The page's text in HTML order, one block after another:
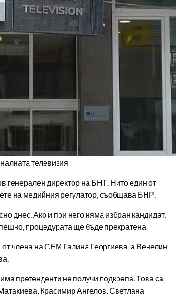
телевизия
генерален директор на БНТ. Нито един от
на медийния регулатор, съобщава БНР.
днес. Ако и при него няма избран кандидат,
процедурата ще бъде прекратена.
члена на СЕМ Галина Георгиева, а Венелин
претенденти не получи подкрепа. Това са
Красимир Ангелов, Светлана